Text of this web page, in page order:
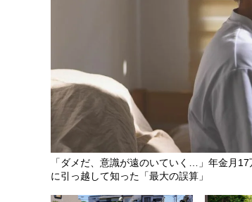
「ダメだ、意識が遠のいていく…」年金月
に引っ越して知った「最大の誤算」